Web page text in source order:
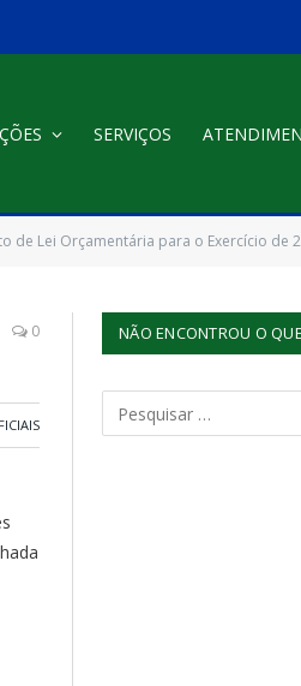
SERVIÇOS
de Lei Orçamentária para o Exercício de
0 NÃO ENCONTROU O